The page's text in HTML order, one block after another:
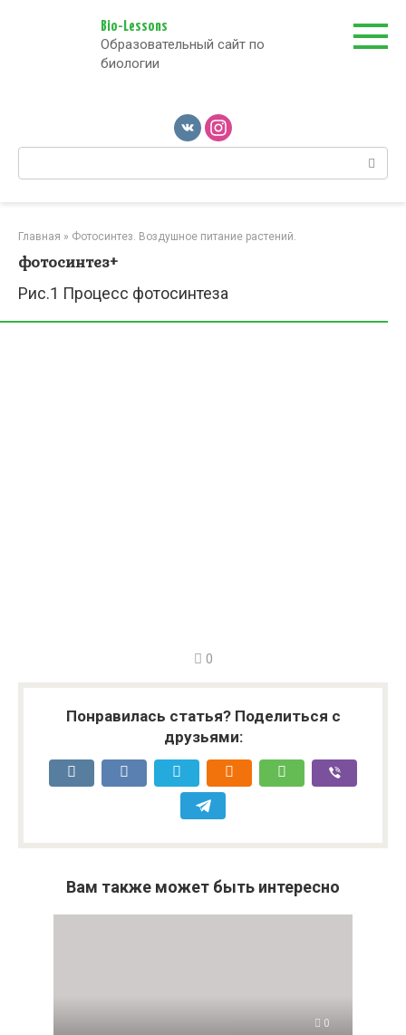
Bio-Lessons
Образовательный сайт по
биологии
Поиск:
Главная » Фотосинтез. Воздушное питание растений.
фотосинтез+
Рис.1 Процесс фотосинтеза
0
Понравилась статья? Поделиться с
друзьями:
Вам также может быть интересно
0